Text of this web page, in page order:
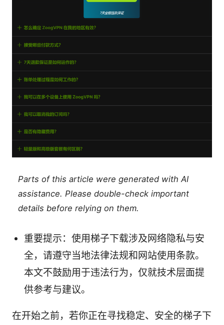
Parts of this article were generated with AI
assistance. Please double-check important
details before relying on them.
重要提示：使用梯子下载涉及网络隐私与安
全，请遵守当地法律法规和网站使用条款。
本文不鼓励用于违法行为，仅就技术层面提
供参考与建议。
在开始之前，若你正在寻找稳定、安全的梯子下